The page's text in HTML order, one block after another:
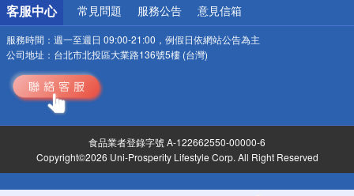
客服中心 常見問題 服務公告 意見信箱
服務時間： 週一至週日 09:00-21:00，例假日依網站公告為主
公司地址： 台北市北投區大業路136號5樓 (台灣)
食品業者登錄字號 A-122662550-00000-6
Copyright©2026 Uni-Prosperity Lifestyle Corp. All Right Reserved